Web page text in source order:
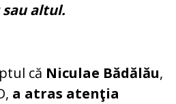
altul.
că Niculae Bădălău,
a atras atenţia